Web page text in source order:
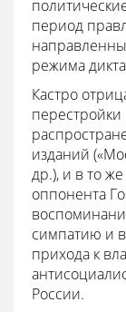
период
режима
Кастро
изданий
др.), и в то
оппонента
симпатию и
прихода к
России.